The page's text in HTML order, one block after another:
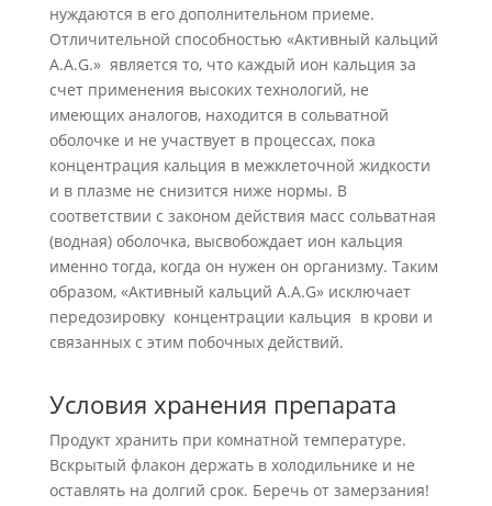
нуждаются в его дополнительном приеме.
Отличительной способностью «Активный кальций
А.А.G.» является то, что каждый ион кальция за
счет применения высоких технологий, не
имеющих аналогов, находится в сольватной
оболочке и не участвует в процессах, пока
концентрация кальция в межклеточной жидкости
и в плазме не снизится ниже нормы. В
соответствии с законом действия масс сольватная
(водная) оболочка, высвобождает ион кальция
именно тогда, когда он нужен он организму. Таким
образом, «Активный кальций А.А.G» исключает
передозировку концентрации кальция в крови и
связанных с этим побочных действий.
Условия хранения препарата
Продукт хранить при комнатной температуре.
Вскрытый флакон держать в холодильнике и не
оставлять на долгий срок. Беречь от замерзания!